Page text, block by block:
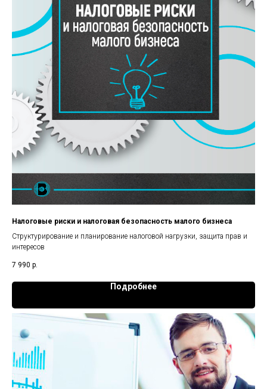
Налоговые риски и налоговая безопасность малого бизнеса
Структурирование и планирование налоговой нагрузки, защита прав и
интересов
7 990 р.
Подробнее